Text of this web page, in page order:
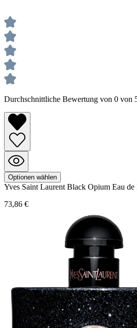
Durchschnittliche Bewertung von 0 von
Optionen wählen
Yves Saint Laurent Black Opium Eau
73,86 €